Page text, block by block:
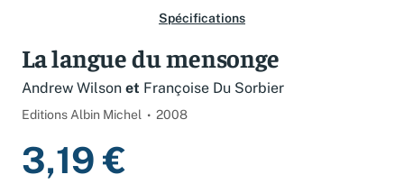
La langue du mensonge
Françoise Du Sorbier
3,19 €